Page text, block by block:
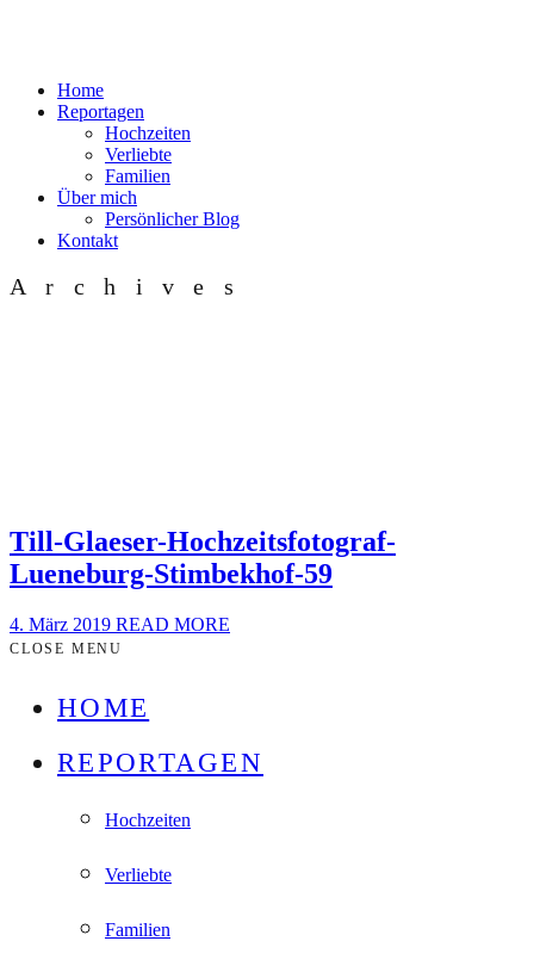
Home
Reportagen
Hochzeiten
Verliebte
Familien
Über mich
Persönlicher Blog
Kontakt
Archives
Till-Glaeser-Hochzeitsfotograf-
Lueneburg-Stimbekhof-59
4. März 2019 READ MORE
CLOSE MENU
HOME
REPORTAGEN
Hochzeiten
Verliebte
Familien